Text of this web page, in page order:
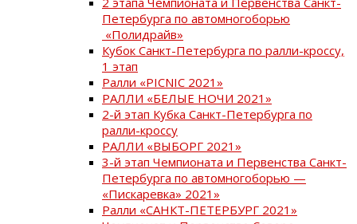
Петербурга по автомногоборью
«Полидрайв»
Кубок Санкт-Петербурга по ралли-кроссу,
1 этап
Ралли «PICNIC 2021»
РАЛЛИ «БЕЛЫЕ НОЧИ 2021»
2-й этап Кубка Санкт-Петербурга по
ралли-кроссу
РАЛЛИ «ВЫБОРГ 2021»
3-й этап Чемпионата и Первенства Санкт-
Петербурга по автомногоборью —
«Пискаревка» 2021»
Ралли «САНКТ-ПЕТЕРБУРГ 2021»